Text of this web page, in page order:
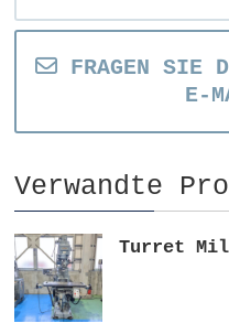
FRAGEN SIE
E-
Verwandte
Turret